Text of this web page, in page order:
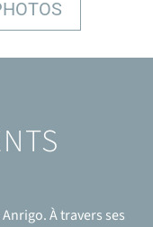
À travers ses